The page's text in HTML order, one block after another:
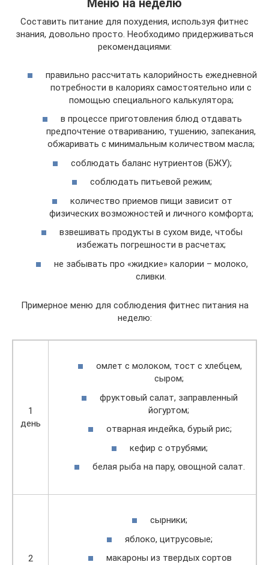
Меню на неделю
Составить питание для похудения, используя фитнес
знания, довольно просто. Необходимо придерживаться
рекомендациями:
правильно рассчитать калорийность ежедневной
потребности в калориях самостоятельно или с
помощью специального калькулятора;
в процессе приготовления блюд отдавать
предпочтение отвариванию, тушению, запекания,
обжаривать с минимальным количеством масла;
соблюдать баланс нутриентов (БЖУ);
соблюдать питьевой режим;
количество приемов пищи зависит от
физических возможностей и личного комфорта;
взвешивать продукты в сухом виде, чтобы
избежать погрешности в расчетах;
не забывать про «жидкие» калории – молоко,
сливки.
Примерное меню для соблюдения фитнес питания на
неделю:
1
день
омлет с молоком, тост с хлебцем,
сыром;
фруктовый салат, заправленный
йогуртом;
отварная индейка, бурый рис;
кефир с отрубями;
белая рыба на пару, овощной салат.
2
сырники;
яблоко, цитрусовые;
макароны из твердых сортов